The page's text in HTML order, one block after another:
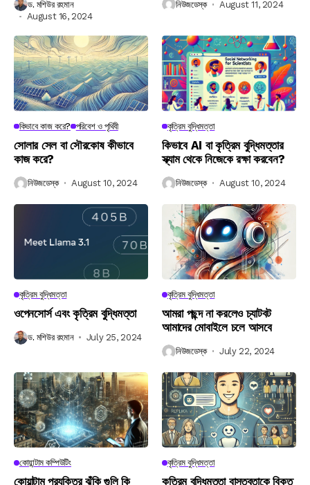
ড. মশিউর রহমান
August 16, 2024
নিউজডেস্ক August 11, 2024
কিভাবে কাজ করে? পরিবেশ ও পৃথিবী
সোলার সেল বা সৌরকোষ কীভাবে
কাজ করে?
নিউজডেস্ক August 10, 2024
কৃত্রিম বুদ্ধিমত্তা
কিভাবে AI বা কৃত্রিম বুদ্ধিমত্তার
স্ক্যাম থেকে নিজেকে রক্ষা করবেন?
নিউজডেস্ক August 10, 2024
কৃত্রিম বুদ্ধিমত্তা
ওপেনসোর্স এবং কৃত্রিম বুদ্ধিমত্তা
ড. মশিউর রহমান July 25, 2024
কৃত্রিম বুদ্ধিমত্তা
আমরা পছন্দ না করলেও চ্যাটবট
আমাদের মোবাইলে চলে আসবে
নিউজডেস্ক July 22, 2024
কোয়ান্টাম কম্পিউটিং
কোয়ান্টাম প্রযুক্তির ঝুঁকি গুলি কি
কৃত্রিম বুদ্ধিমত্তা
কৃত্রিম বুদ্ধিমত্তা বাস্তবতাকে বিকৃত